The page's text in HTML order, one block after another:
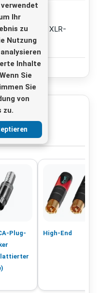
Ihr
zu
Nutzung
Inhalte
Sie
Sie
von
zu.
in einem XLR-
D-Serie
In Der
- RCA-
Plug-
High-End